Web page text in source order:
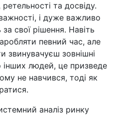
та досвіду.
і дуже важливо
за свої рішення. Навіть
певний час, але
звинувачуєш зовнішні
людей, це призведе
не навчився, тоді як
аналіз ринку